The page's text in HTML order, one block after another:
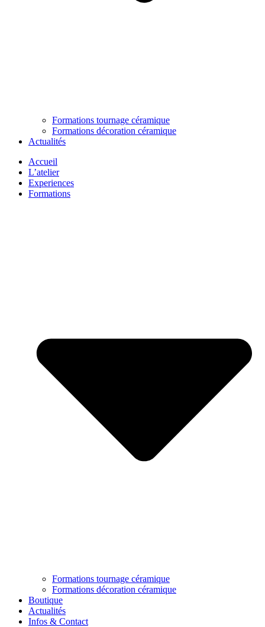
Formations tournage céramique
Formations décoration céramique
Actualités
Accueil
L’atelier
Experiences
Formations
Formations tournage céramique
Formations décoration céramique
Boutique
Actualités
Infos & Contact